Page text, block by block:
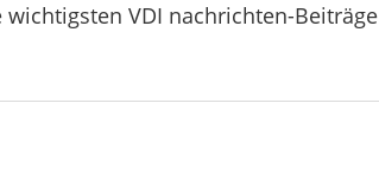
VDI nachrichten-Beiträge